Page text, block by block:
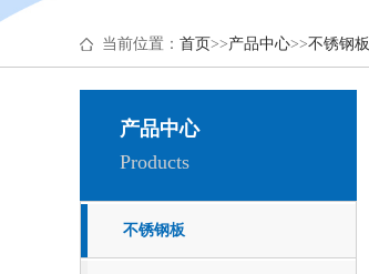
当前位置： 首页>>产品中心>>不锈钢板
产品中心
Products
不锈钢板